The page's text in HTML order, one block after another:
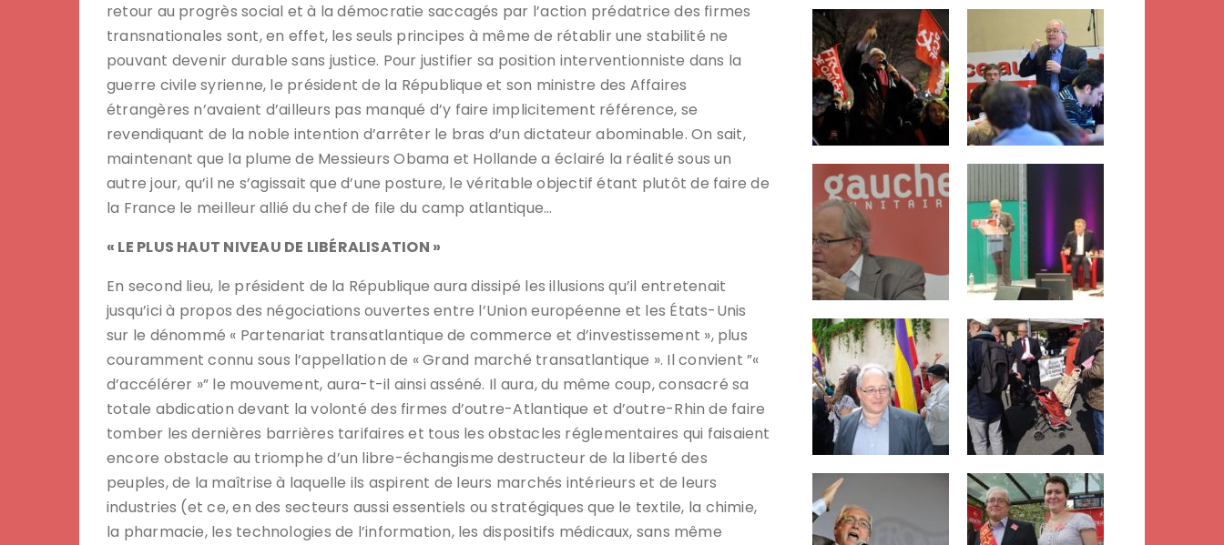
retour au progrès social et à la démocratie saccagés par l’action prédatrice des firmes
transnationales sont, en effet, les seuls principes à même de rétablir une stabilité ne
pouvant devenir durable sans justice. Pour justifier sa position interventionniste dans la
guerre civile syrienne, le président de la République et son ministre des Affaires
étrangères n’avaient d’ailleurs pas manqué d’y faire implicitement référence, se
revendiquant de la noble intention d’arrêter le bras d’un dictateur abominable. On sait,
maintenant que la plume de Messieurs Obama et Hollande a éclairé la réalité sous un
autre jour, qu’il ne s’agissait que d’une posture, le véritable objectif étant plutôt de faire de
la France le meilleur allié du chef de file du camp atlantique…
« LE PLUS HAUT NIVEAU DE LIBÉRALISATION »
En second lieu, le président de la République aura dissipé les illusions qu’il entretenait
jusqu’ici à propos des négociations ouvertes entre l’Union européenne et les États-Unis
sur le dénommé « Partenariat transatlantique de commerce et d’investissement », plus
couramment connu sous l’appellation de « Grand marché transatlantique ». Il convient ”«
d’accélérer »” le mouvement, aura-t-il ainsi asséné. Il aura, du même coup, consacré sa
totale abdication devant la volonté des firmes d’outre-Atlantique et d’outre-Rhin de faire
tomber les dernières barrières tarifaires et tous les obstacles réglementaires qui faisaient
encore obstacle au triomphe d’un libre-échangisme destructeur de la liberté des
peuples, de la maîtrise à laquelle ils aspirent de leurs marchés intérieurs et de leurs
industries (et ce, en des secteurs aussi essentiels ou stratégiques que le textile, la chimie,
la pharmacie, les technologies de l’information, les dispositifs médicaux, sans même